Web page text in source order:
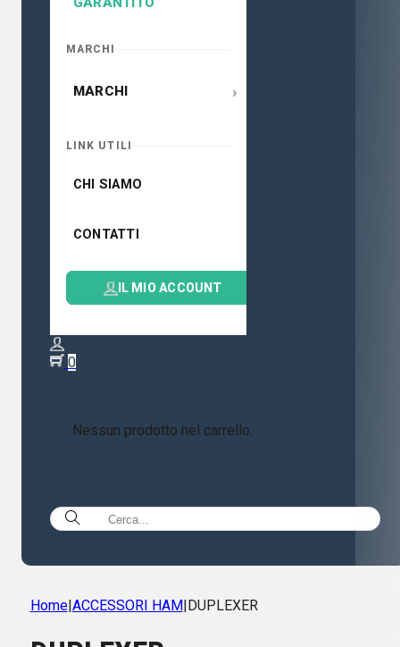
MARCHI
MARCHI ›
LINK UTILI
CHI SIAMO
CONTATTI
IL MIO ACCOUNT
0
Nessun prodotto nel carrello.
Home| ACCESSORI HAM DUPLEXER